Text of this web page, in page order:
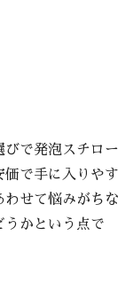
びで発泡スチロー
価で手に入りやす
わせて悩みがちな
うかという点で